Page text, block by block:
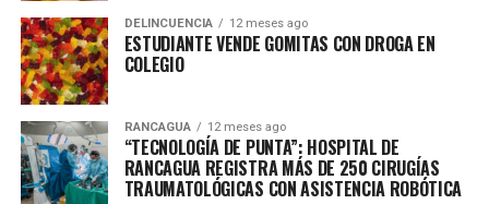
DELINCUENCIA 12 meses ago
ESTUDIANTE VENDE GOMITAS CON DROGA EN
COLEGIO
RANCAGUA 12 meses ago
“TECNOLOGÍA DE PUNTA”: HOSPITAL DE
RANCAGUA REGISTRA MÁS DE 250 CIRUGÍAS
TRAUMATOLÓGICAS CON ASISTENCIA ROBÓTICA